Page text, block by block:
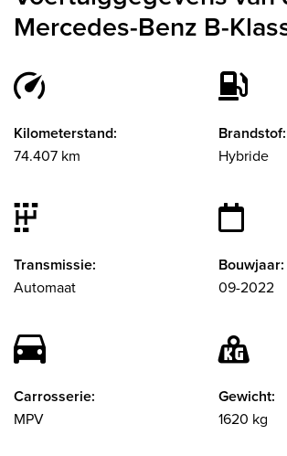
Mercedes-Benz B-
Kilometerstand:
74.407 km
Brandstof:
Hybride
Transmissie:
Automaat
Bouwjaar:
09-2022
Carrosserie:
MPV
Gewicht:
1620 kg